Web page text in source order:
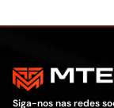
Siga-nos nas redes